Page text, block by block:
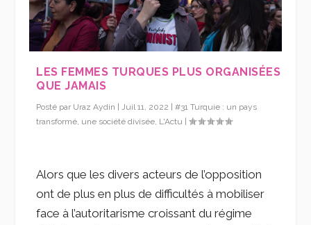
LES FEMMES TURQUES PLUS ORGANISÉES
QUE JAMAIS
Posté par Uraz Aydin |Juil 11, 2022 |#31 Turquie : un pays
transformé, une société divisée, L'Actu |
Alors que les divers acteurs de l’opposition
ont de plus en plus de difficultés à mobiliser
face à l’autoritarisme croissant du régime